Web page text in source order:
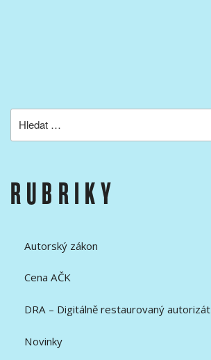
RUBRIKY
Autorský zákon
Cena AČK
DRA – Digitálně restaurovaný autorizát
Novinky